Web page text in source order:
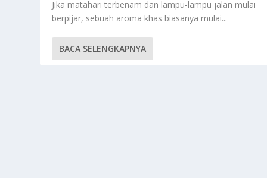
Jika matahari terbenam dan lampu-lampu jalan mulai
berpijar, sebuah aroma khas biasanya mulai...
BACA SELENGKAPNYA